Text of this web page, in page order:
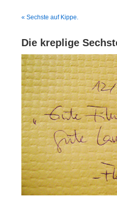
« Sechste auf Kippe.
Die kreplige